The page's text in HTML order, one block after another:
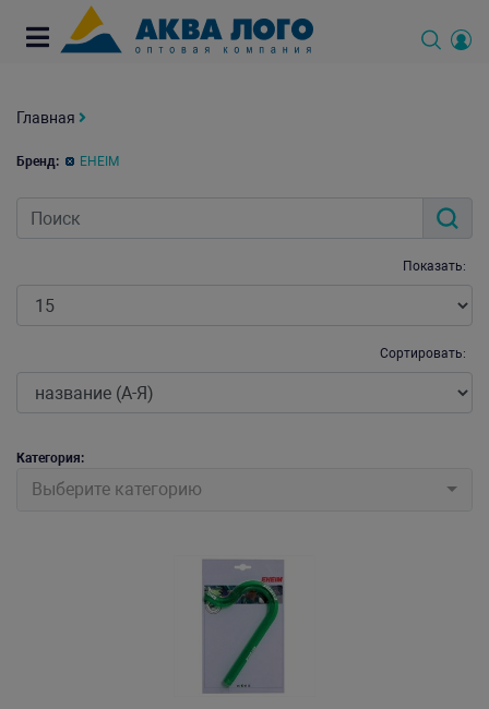
Главная
Бренд: EHEIM
Показать:
Сортировать:
Категория:
Выберите категорию